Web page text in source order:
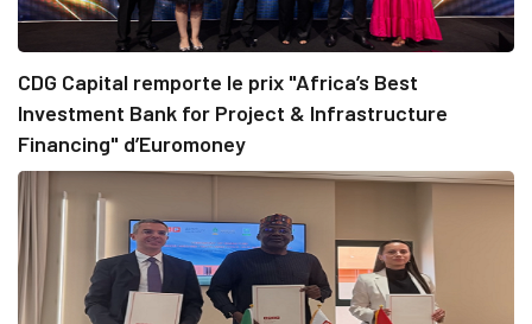
CDG Capital remporte le prix "Africa’s Best
Investment Bank for Project & Infrastructure
Financing" d’Euromoney